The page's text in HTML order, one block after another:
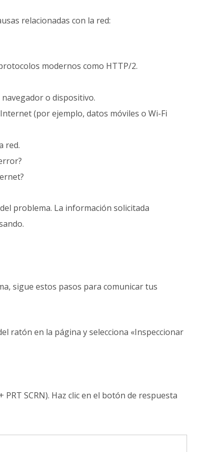
relacionadas con la red:
modernos como HTTP/2.
o dispositivo.
(por ejemplo, datos móviles o Wi-Fi
red.
problema. La información solicitada
sigue estos pasos para comunicar tus
ratón en la página y selecciona «Inspeccionar
SCRN). Haz clic en el botón de respuesta